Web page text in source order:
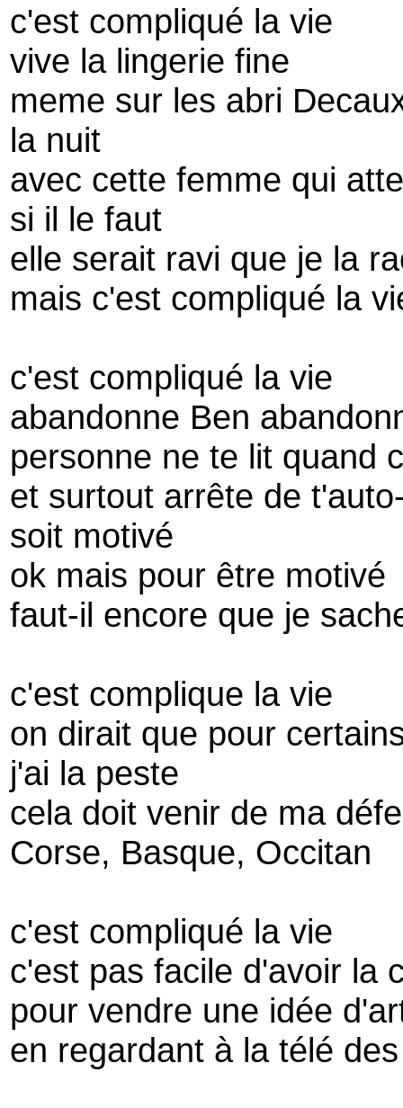
c'est compliqué la vie
vive la lingerie fine
meme sur les abri
la nuit
avec cette femme qui
si il le faut
elle serait ravi que je la
mais c'est compliqué la
c'est compliqué la vie
abandonne Ben
personne ne te lit quand
et surtout arrête de
soit motivé
ok mais pour être motivé
faut-il encore que je
c'est complique la vie
on dirait que pour
j'ai la peste
cela doit venir de ma
Corse, Basque, Occitan
c'est compliqué la vie
c'est pas facile d'avoir la
pour vendre une idée
en regardant à la télé